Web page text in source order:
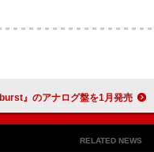
Suchmos、最新EP『Sunburst』のアナログ盤を1月発売
RELATED NEWS